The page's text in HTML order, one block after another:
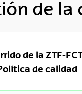
de la
de la ZTF-
de calidad